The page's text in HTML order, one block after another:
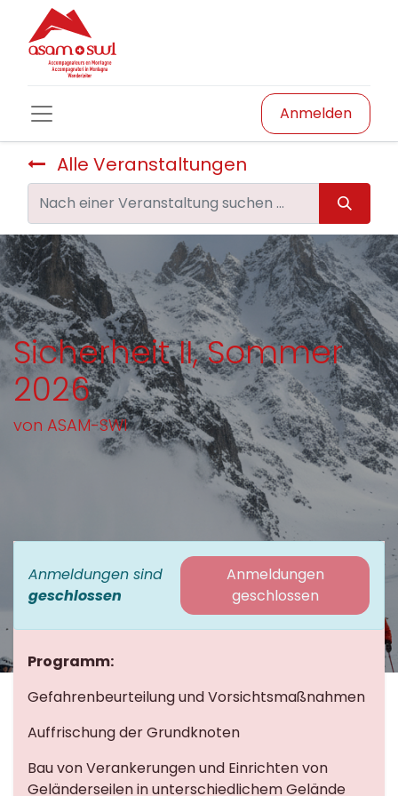
Anmelden
Alle Veranstaltungen
Sicherheit II, Sommer
2026
von ASAM-SWl
Anmeldungen sind
geschlossen
Anmeldungen
geschlossen
Programm:
Gefahrenbeurteilung und Vorsichtsmaßnahmen
Auffrischung der Grundknoten
Bau von Verankerungen und Einrichten von
Geländerseilen in unterschiedlichem Gelände